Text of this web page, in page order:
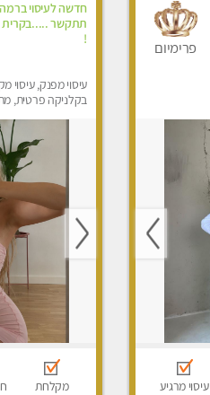
פרימיום
עיסוי מרגיע
תתקשר .....בקרית
!
עיסוי מפנק, עיסוי
בקלניקה פרטית,
מקלחת